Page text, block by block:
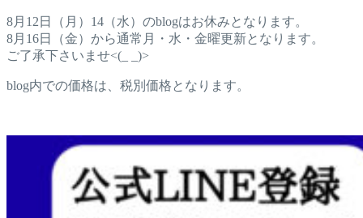
8月12日（月）14（水）のblogはお休みとなります。
8月16日（金）から通常月・水・金曜更新となります。
ご了承下さいませ<(_ _)>
blog内での価格は、税別価格となります。